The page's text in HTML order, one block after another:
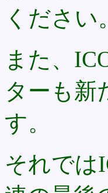
ください。
また、
ターも新
す。
それでは